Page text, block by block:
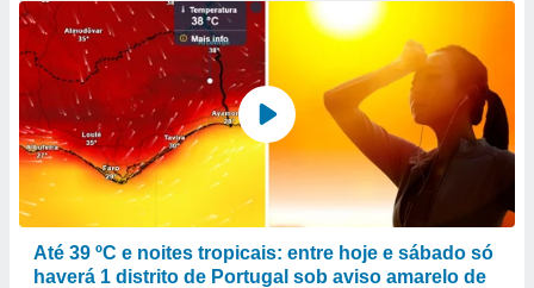
Até 39 ºC e noites tropicais: entre hoje e sábado só
haverá 1 distrito de Portugal sob aviso amarelo de